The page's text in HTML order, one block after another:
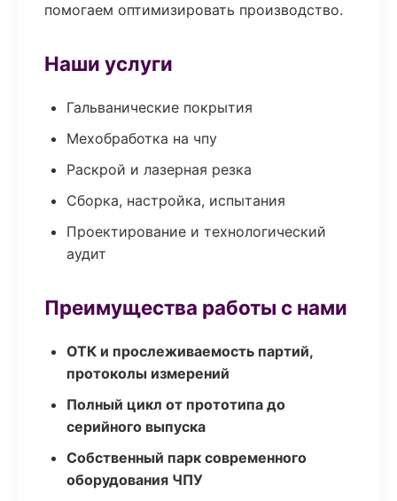
помогаем оптимизировать производство.
Наши услуги
Гальванические покрытия
Мехобработка на чпу
Раскрой и лазерная резка
Сборка, настройка, испытания
Проектирование и технологический
аудит
Преимущества работы с нами
ОТК и прослеживаемость партий,
протоколы измерений
Полный цикл от прототипа до
серийного выпуска
Собственный парк современного
оборудования ЧПУ